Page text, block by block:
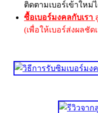
ติดตามเบอร์เข้าใหม่
ซื้อเบอร์มงคลกับเรา
(เพื่อให้เบอร์ส่งผลชัด